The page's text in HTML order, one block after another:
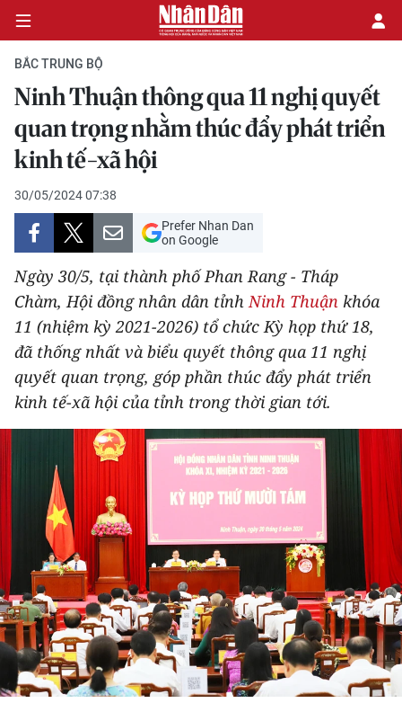
CHÍNH TRỊ
KINH TẾ
VĂN HÓA
XÃ HỘI
PHÁP LUẬT
DU LỊCH
THẾ GIỚI
THỂ THAO
GIÁO DỤC
KHOA HỌC - CÔNG NGHỆ
MÔI TRƯỜNG
BẠN ĐỌC
KIỂM CHỨNG THÔNG TIN
BẮC TRUNG BỘ
Ninh Thuận thông qua 11 nghị quyết
quan trọng nhằm thúc đẩy phát triển
kinh tế-xã hội
30/05/2024 07:38
Prefer Nhan Dan
on Google
Ngày 30/5, tại thành phố Phan Rang - Tháp
Chàm, Hội đồng nhân dân tỉnhNinh Thuận khóa
11 (nhiệm kỳ 2021-2026) tổ chức Kỳ họp thứ 18,
đã thống nhất và biểu quyết thông qua 11 nghị
quyết quan trọng, góp phần thúc đẩy phát triển
kinh tế-xã hội của tỉnh trong thời gian tới.